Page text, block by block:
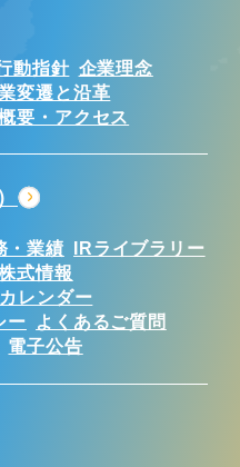
動指針 企業理念
変遷と沿革
要・アクセス
・業績 IRライブラリー
式情報
レンダー
ー
よくあるご質問
電子公告